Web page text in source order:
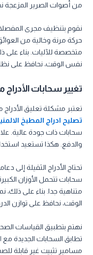
من أصوات الصرير المزعجة
نقوم بتنظيف مجرى
حركة مرنة وخالية من
متخصصة للآليات. بناء
نفس الوقت، نحافظ على
تغيير سحابات
تعتبر مشكلة تعليق
تصليح ادراج المطبخ
سحابات ذات جودة عالية.
والدفع. هكذا تستعيد
تحتاج الأدراج الثقيلة إلى
سحابات تتحمل الأوزان
متناهية جدا. بناء على
الوقت، نحافظ على توازن
نهتم بتطبيق القياسات
تطابق السحابات الجديدة
مسامير تثبيت غير قابلة